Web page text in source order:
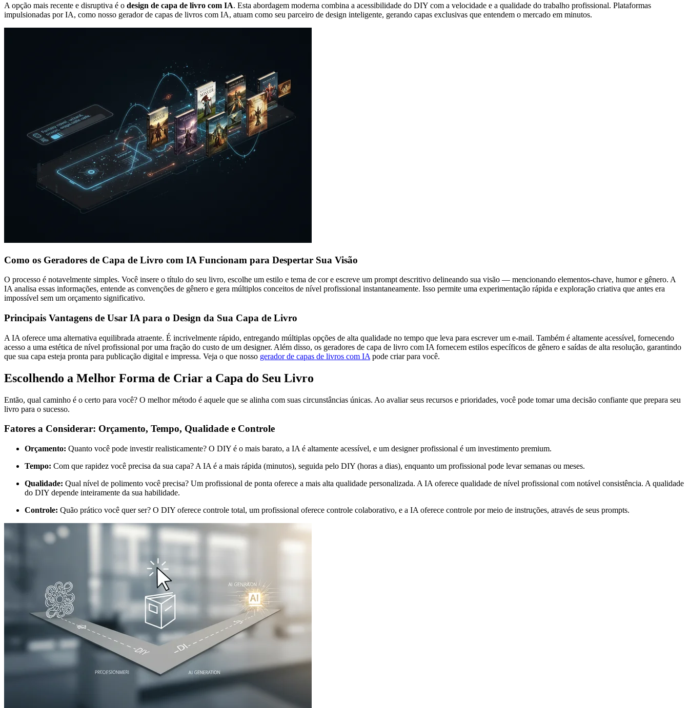
A opção mais recente e disruptiva é o design de capa de livro com IA. Esta abordagem moderna combina a acessibilidade do DIY com a velocidade e a qualidade do trabalho profissional. Plataformas
impulsionadas por IA, como nosso gerador de capas de livros com IA, atuam como seu parceiro de design inteligente, gerando capas exclusivas que entendem o mercado em minutos.
Como os Geradores de Capa de Livro com IA Funcionam para Despertar Sua Visão
O processo é notavelmente simples. Você insere o título do seu livro, escolhe um estilo e tema de cor e escreve um prompt descritivo delineando sua visão — mencionando elementos-chave, humor e gênero. A
IA analisa essas informações, entende as convenções de gênero e gera múltiplos conceitos de nível profissional instantaneamente. Isso permite uma experimentação rápida e exploração criativa que antes era
impossível sem um orçamento significativo.
Principais Vantagens de Usar IA para o Design da Sua Capa de Livro
A IA oferece uma alternativa equilibrada atraente. É incrivelmente rápido, entregando múltiplas opções de alta qualidade no tempo que leva para escrever um e-mail. Também é altamente acessível, fornecendo
acesso a uma estética de nível profissional por uma fração do custo de um designer. Além disso, os geradores de capa de livro com IA fornecem estilos específicos de gênero e saídas de alta resolução, garantindo
que sua capa esteja pronta para publicação digital e impressa. Veja o que nosso gerador de capas de livros com IA pode criar para você.
Escolhendo a Melhor Forma de Criar a Capa do Seu Livro
Então, qual caminho é o certo para você? O melhor método é aquele que se alinha com suas circunstâncias únicas. Ao avaliar seus recursos e prioridades, você pode tomar uma decisão confiante que prepara seu
livro para o sucesso.
Fatores a Considerar: Orçamento, Tempo, Qualidade e Controle
Orçamento: Quanto você pode investir realisticamente? O DIY é o mais barato, a IA é altamente acessível, e um designer profissional é um investimento premium.
Tempo: Com que rapidez você precisa da sua capa? A IA é a mais rápida (minutos), seguida pelo DIY (horas a dias), enquanto um profissional pode levar semanas ou meses.
Qualidade: Qual nível de polimento você precisa? Um profissional de ponta oferece a mais alta qualidade personalizada. A IA oferece qualidade de nível profissional com notável consistência. A qualidade
do DIY depende inteiramente da sua habilidade.
Controle: Quão prático você quer ser? O DIY oferece controle total, um profissional oferece controle colaborativo, e a IA oferece controle por meio de instruções, através de seus prompts.